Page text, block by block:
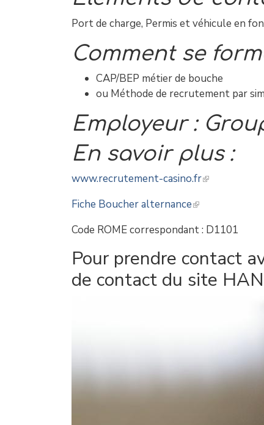
Port de charge, Permis et véhicule en
Comment se
CAP/BEP métier de bouche
ou Méthode de recrutement par
Employeur :
En savoir plus :
www.recrutement-casino.fr
Fiche Boucher alternance
Code ROME correspondant : D1101
Pour prendre contact
de contact du site